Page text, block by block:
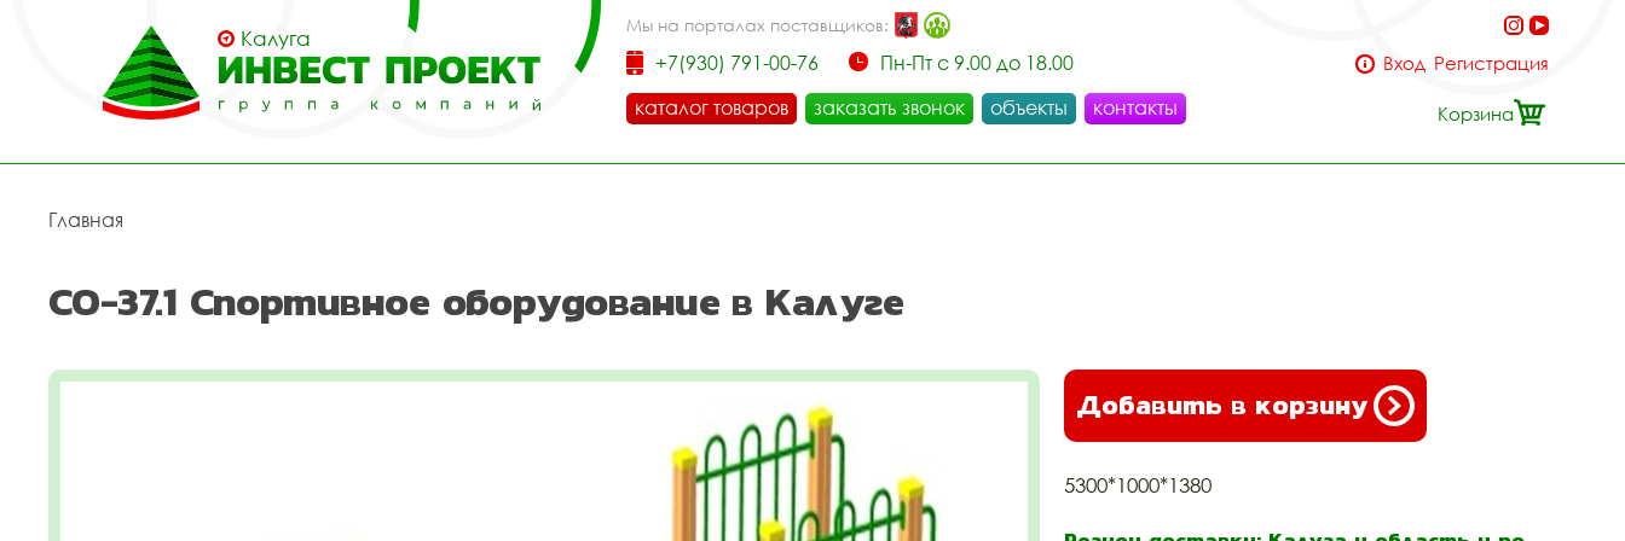
Калуга
Мы на порталах поставщиков:
+7(930) 791-00-76
Пн-Пт с 9.00 до 18.00
каталог товаров
заказать звонок объекты контакты
Вход Регистрация
Корзина
Главная
СО-37.1 Спортивное оборудование в Калуге
Добавить в корзину
5300*1000*1380